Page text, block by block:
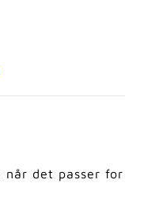
når det passer for